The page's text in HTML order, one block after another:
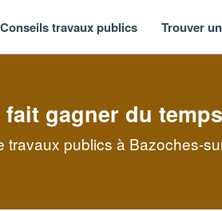
Conseils travaux publics Trouver
fait gagner du
travaux publics à Bazoches-